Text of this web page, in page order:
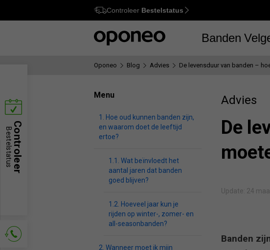
Option M
Controleer Bestelstatus
Banden
Oponeo Blog Advies De levensduur van banden –
Menu
Hoe oud kunnen banden zijn,
en waarom doet de leeftijd
ertoe?
Wat beïnvloedt het
aantal jaren dat banden
goed blijven?
Hoeveel jaar kun je
rijden op winter-, zomer- en
all-seasonbanden?
Wanneer moet ik mijn
Advies
De
Update: 24
Banden
Controleer
Bestelstatus